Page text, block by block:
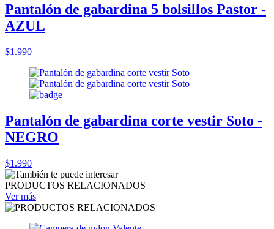
Pantalón de gabardina 5 bolsillos Pastor -
AZUL
$1.990
Pantalón de gabardina corte vestir Soto -
NEGRO
$1.990
PRODUCTOS RELACIONADOS
Ver más